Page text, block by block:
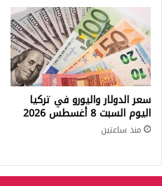
سعر الدولار واليورو في تركيا
اليوم السبت 8 أغسطس 2026
منذ ساعتين